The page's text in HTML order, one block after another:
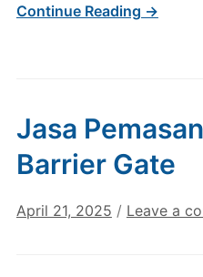
Continue Reading →
Jasa
Barrier Gate
April 21, 2025 / Leave a